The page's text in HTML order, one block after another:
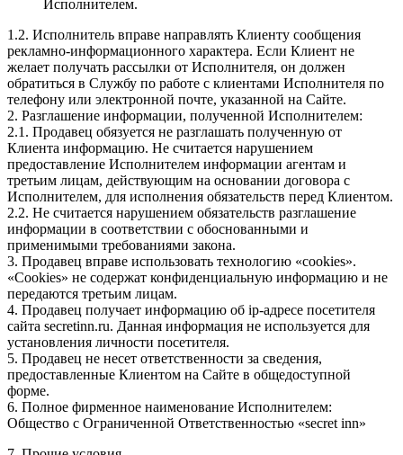
Исполнителем.
1.2. Исполнитель вправе направлять Клиенту сообщения
рекламно-информационного характера. Если Клиент не
желает получать рассылки от Исполнителя, он должен
обратиться в Службу по работе с клиентами Исполнителя по
телефону или электронной почте, указанной на Сайте.
2. Разглашение информации, полученной Исполнителем:
2.1. Продавец обязуется не разглашать полученную от
Клиента информацию. Не считается нарушением
предоставление Исполнителем информации агентам и
третьим лицам, действующим на основании договора с
Исполнителем, для исполнения обязательств перед Клиентом.
2.2. Не считается нарушением обязательств разглашение
информации в соответствии с обоснованными и
применимыми требованиями закона.
3. Продавец вправе использовать технологию «cookies».
«Cookies» не содержат конфиденциальную информацию и не
передаются третьим лицам.
4. Продавец получает информацию об ip-адресе посетителя
сайта secretinn.ru. Данная информация не используется для
установления личности посетителя.
5. Продавец не несет ответственности за сведения,
предоставленные Клиентом на Сайте в общедоступной
форме.
6. Полное фирменное наименование Исполнителем:
Общество с Ограниченной Ответственностью «secret inn»